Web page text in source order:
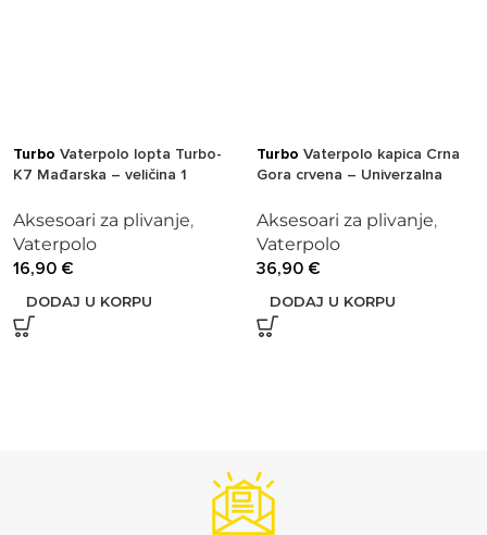
Turbo Vaterpolo lopta Turbo-
K7 Mađarska – veličina 1
Aksesoari za plivanje,
Vaterpolo
16,90 €
DODAJ U KORPU
Turbo Vaterpolo kapica Crna
Gora crvena – Univerzalna
Aksesoari za plivanje,
Vaterpolo
36,90 €
DODAJ U KORPU